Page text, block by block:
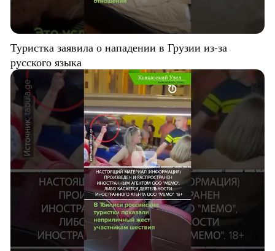
Туристка заявила о нападении в Грузии из-за
русского языка